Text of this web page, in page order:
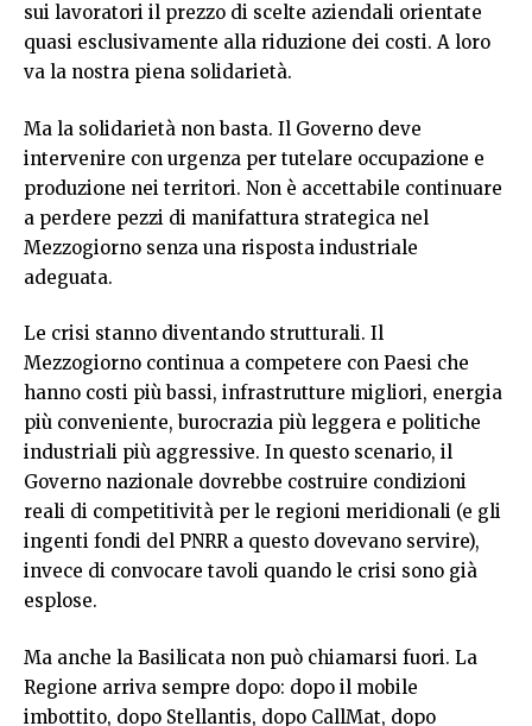
sui lavoratori il prezzo di scelte aziendali orientate
quasi esclusivamente alla riduzione dei costi. A loro
va la nostra piena solidarietà.
Ma la solidarietà non basta. Il Governo deve
intervenire con urgenza per tutelare occupazione e
produzione nei territori. Non è accettabile continuare
a perdere pezzi di manifattura strategica nel
Mezzogiorno senza una risposta industriale
adeguata.
Le crisi stanno diventando strutturali. Il
Mezzogiorno continua a competere con Paesi che
hanno costi più bassi, infrastrutture migliori, energia
più conveniente, burocrazia più leggera e politiche
industriali più aggressive. In questo scenario, il
Governo nazionale dovrebbe costruire condizioni
reali di competitività per le regioni meridionali (e gli
ingenti fondi del PNRR a questo dovevano servire),
invece di convocare tavoli quando le crisi sono già
esplose.
Ma anche la Basilicata non può chiamarsi fuori. La
Regione arriva sempre dopo: dopo il mobile
imbottito, dopo Stellantis, dopo CallMat, dopo